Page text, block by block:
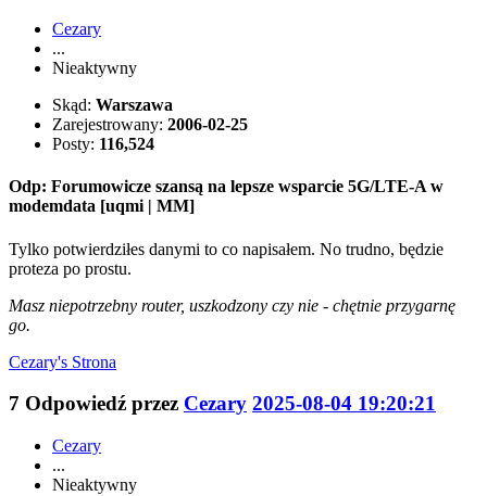
Cezary
...
Nieaktywny
Skąd: Warszawa
Zarejestrowany: 2006-02-25
Posty: 116,524
Odp: Forumowicze szansą na lepsze wsparcie 5G/LTE-A w
modemdata [uqmi | MM]
Tylko potwierdziłes danymi to co napisałem. No trudno, będzie
proteza po prostu.
Masz niepotrzebny router, uszkodzony czy nie - chętnie przygarnę
go.
Cezary's Strona
7 Odpowiedź przez Cezary 2025-08-04 19:20:21
Cezary
...
Nieaktywny